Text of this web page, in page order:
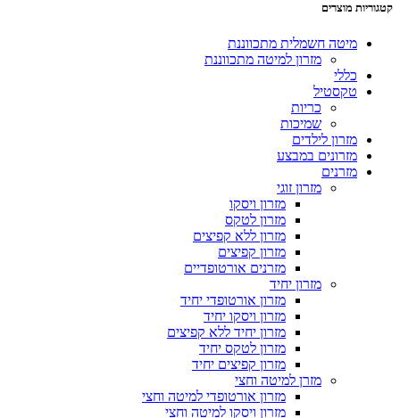
קטגוריות מוצרים
מיטה חשמלית מתכווננת
מזרון למיטה מתכווננת
כללי
טקסטיל
כריות
שמיכות
מזרון לילדים
מזרונים במבצע
מזרנים
מזרון זוגי
מזרון ויסקו
מזרון לטקס
מזרון ללא קפיצים
מזרון קפיצים
מזרנים אורטופדיים
מזרון יחיד
מזרון אורטופדי יחיד
מזרון ויסקו יחיד
מזרון יחיד ללא קפיצים
מזרון לטקס יחיד
מזרון קפיצים יחיד
מזרן למיטה וחצי
מזרון אורטופדי למיטה וחצי
מזרון ויסקו למיטה וחצי